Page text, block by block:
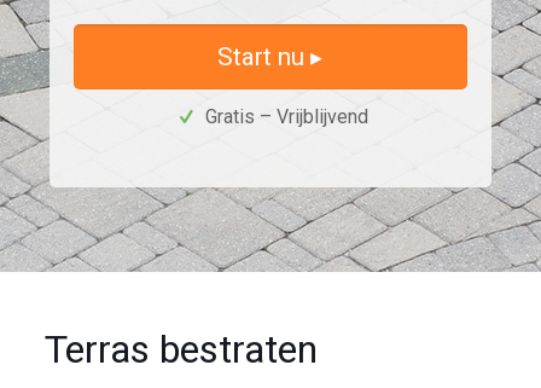
Start nu ▸
Gratis – Vrijblijvend
Terras bestraten